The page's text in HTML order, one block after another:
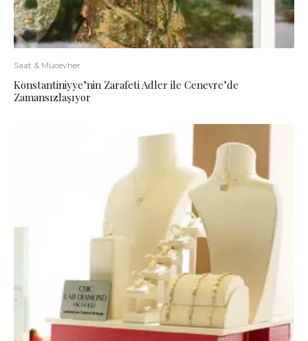
Saat & Mücevher
Konstantiniyye’nin Zarafeti Adler ile Cenevre’de
Zamansızlaşıyor